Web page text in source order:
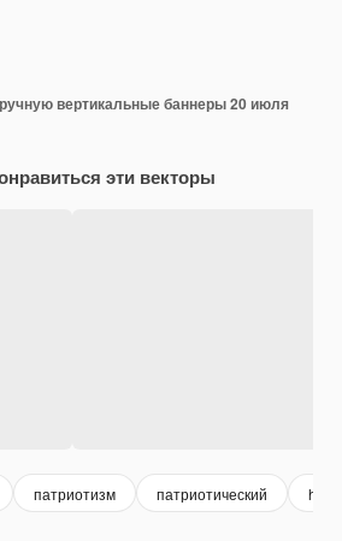
вертикальные баннеры 20 июля
эти векторы
патриотизм патриотический